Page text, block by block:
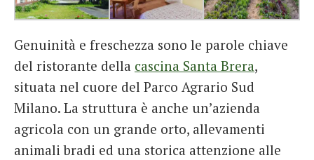
Genuinità e freschezza sono le parole chiave
del ristorante della cascina Santa Brera,
situata nel cuore del Parco Agrario Sud
Milano. La struttura è anche un’azienda
agricola con un grande orto, allevamenti
animali bradi ed una storica attenzione alle